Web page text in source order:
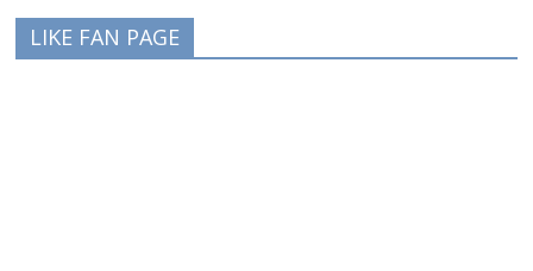
LIKE FAN PAGE